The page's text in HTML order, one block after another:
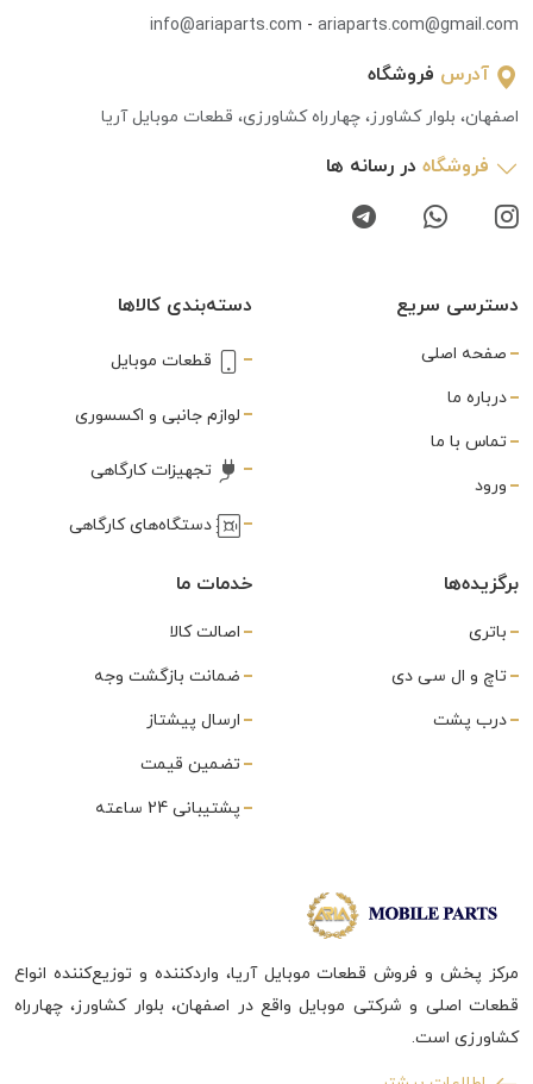
info@ariaparts.com - ariaparts.com@gmail.com
آدرس فروشگاه
اصفهان، بلوار کشاورز، چهارراه کشاورزی، قطعات موبایل آریا
فروشگاه در رسانه ها
دسترسی سریع
صفحه اصلی
درباره ما
تماس با ما
ورود
دسته‌بندی کالاها
قطعات موبایل
لوازم جانبی و اکسسوری
تجهیزات کارگاهی
دستگاه‌های کارگاهی
برگزیده‌ها
باتری
تاچ و ال سی دی
درب پشت
خدمات ما
اصالت کالا
ضمانت بازگشت وجه
ارسال پیشتاز
تضمین قیمت
پشتیبانی 24 ساعته
مرکز پخش و فروش قطعات موبایل آریا، واردکننده و توزیع‌کننده انواع
قطعات اصلی و شرکتی موبایل واقع در اصفهان، بلوار کشاورز، چهارراه
کشاورزی است.